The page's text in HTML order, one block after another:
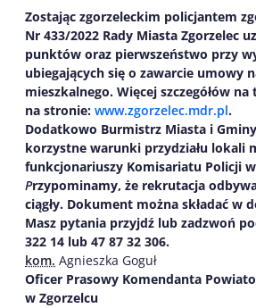
Zostając zgorzeleckim policjantem
Nr 433/2022 Rady Miasta Zgorzelec
punktów oraz pierwszeństwo przy
ubiegających się o zawarcie umowy
mieszkalnego. Więcej szczegółów
na stronie: www.zgorzelec.mdr.pl.
Dodatkowo Burmistrz Miasta i
korzystne warunki przydziału lokali
funkcjonariuszy Komisariatu Policji
Przypominamy, że rekrutacja
ciągły. Dokument można składać w
Masz pytania przyjdź lub zadzwoń
322 14 lub 47 87 32 306.
kom. Agnieszka Goguł
Oficer Prasowy Komendanta
w Zgorzelcu